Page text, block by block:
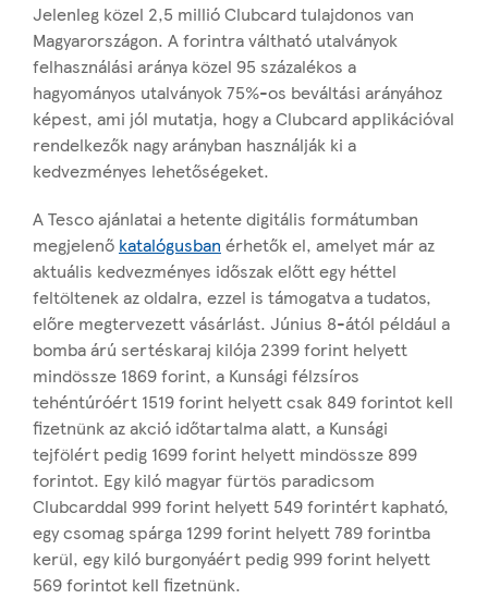
Jelenleg közel 2,5 millió Clubcard tulajdonos van
Magyarországon. A forintra váltható utalványok
felhasználási aránya közel 95 százalékos a
hagyományos utalványok 75%-os beváltási arányához
képest, ami jól mutatja, hogy a Clubcard applikációval
rendelkezők nagy arányban használják ki a
kedvezményes lehetőségeket.
A Tesco ajánlatai a hetente digitális formátumban
megjelenő katalógusban érhetők el, amelyet már az
aktuális kedvezményes időszak előtt egy héttel
feltöltenek az oldalra, ezzel is támogatva a tudatos,
előre megtervezett vásárlást. Június 8-ától például a
bomba árú sertéskaraj kilója 2399 forint helyett
mindössze 1869 forint, a Kunsági félzsíros
tehéntúróért 1519 forint helyett csak 849 forintot kell
fizetnünk az akció időtartalma alatt, a Kunsági
tejfölért pedig 1699 forint helyett mindössze 899
forintot. Egy kiló magyar fürtös paradicsom
Clubcarddal 999 forint helyett 549 forintért kapható,
egy csomag spárga 1299 forint helyett 789 forintba
kerül, egy kiló burgonyáért pedig 999 forint helyett
569 forintot kell fizetnünk.